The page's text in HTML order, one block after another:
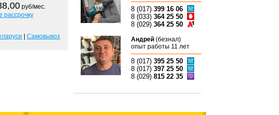
руб/мес.
рассрочку
Самовывоз
8 (017) 399 16 06
8 (033) 364 25 50
8 (029) 364 25 50
Андрей (безнал)
опыт работы 11 лет
8 (017) 395 25 50
8 (017) 397 25 50
8 (029) 815 22 35